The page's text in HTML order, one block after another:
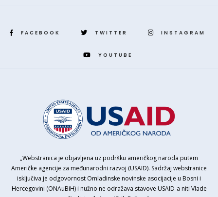
FACEBOOK TWITTER INSTAGRAM
YOUTUBE
„Webstranica je objavljena uz podršku američkog naroda putem
Američke agencije za međunarodni razvoj (USAID). Sadržaj webstranice
isključiva je odgovornost Omladinske novinske asocijacije u Bosni i
Hercegovini (ONAuBiH) i nužno ne odražava stavove USAID-a niti Vlade